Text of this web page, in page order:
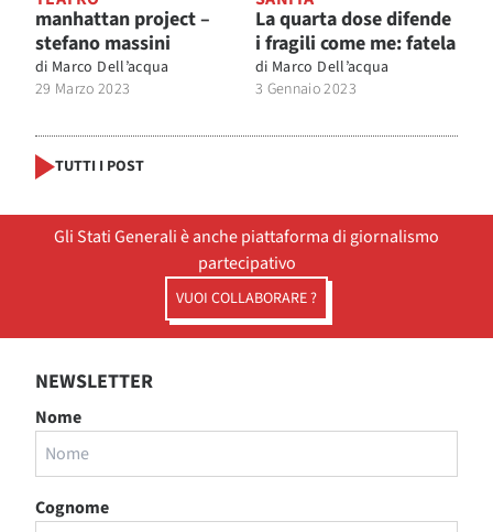
manhattan project –
stefano massini
di Marco Dell’acqua
29 Marzo 2023
La quarta dose difende
i fragili come me: fatela
di Marco Dell’acqua
3 Gennaio 2023
TUTTI I POST
Gli Stati Generali è anche piattaforma di giornalismo
partecipativo
VUOI COLLABORARE ?
NEWSLETTER
Nome
Cognome